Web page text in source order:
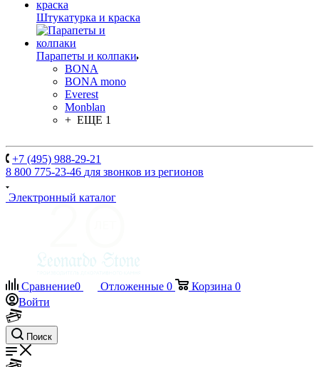
Штукатурка и краска
Парапеты и колпаки
BONA
BONA mono
Everest
Monblan
+ ЕЩЕ 1
+7 (495) 988-29-21
8 800 775-23-46 для звонков из регионов
Электронный каталог
Сравнение0 Отложенные 0 Корзина 0
Войти
Поиск